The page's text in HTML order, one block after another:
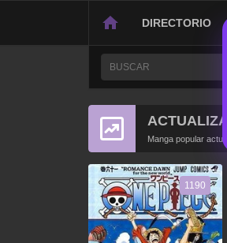
DIRECTORIO
Manga popular
1190